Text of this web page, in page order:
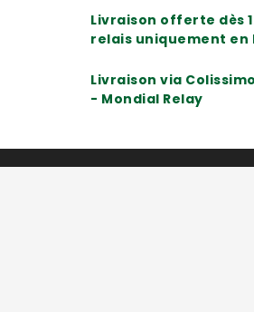
Livraison offerte dès
relais uniquement en
Livraison via
- Mondial Relay